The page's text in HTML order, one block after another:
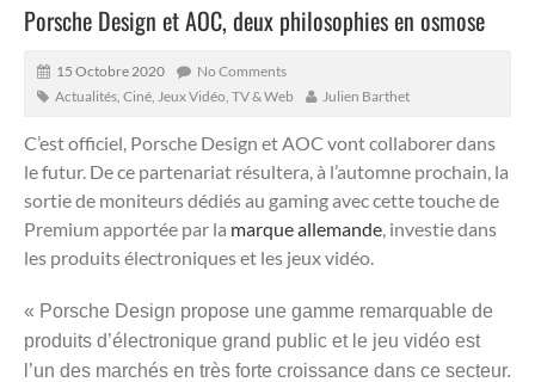
Porsche Design et AOC, deux philosophies en osmose
15 Octobre 2020
No Comments
Actualités Ciné, Jeux Vidéo, TV & Web Julien Barthet
C’est officiel, Porsche Design et AOC vont collaborer dans
le futur. De ce partenariat résultera, à l’automne prochain, la
sortie de moniteurs dédiés au gaming avec cette touche de
Premium apportée par la marque allemande, investie dans
les produits électroniques et les jeux vidéo.
« Porsche Design propose une gamme remarquable de
produits d’électronique grand public et le jeu vidéo est
l’un des marchés en très forte croissance dans ce secteur.